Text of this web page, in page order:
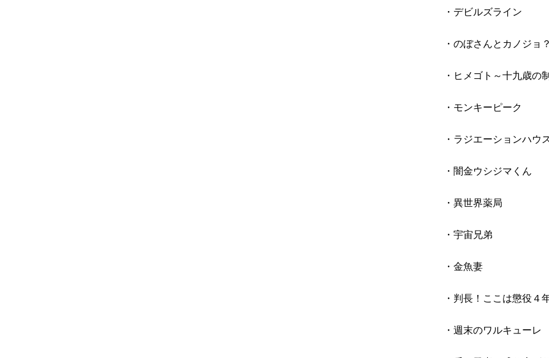
・デビルズライン
・のぼさんとカノジョ？
・ヒメゴト～十九歳の
・モンキーピーク
・ラジエーションハウ
・闇金ウシジマくん
・異世界薬局
・宇宙兄弟
・金魚妻
・判長！ここは懲役４
・週末のワルキューレ